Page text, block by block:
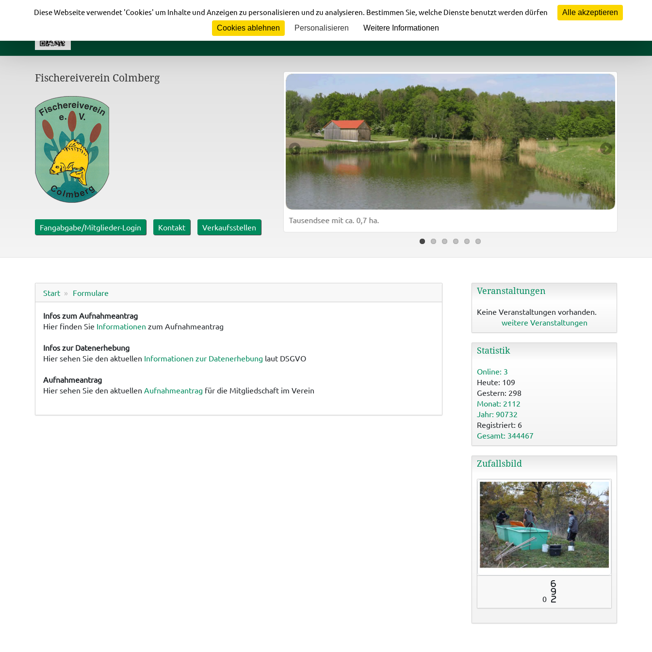
Vorstandsbereich
Home
Fischereiverein Colmberg
Fangabgabe/Mitglieder-Login Kontakt Verkaufsstellen
mit ca. 0,6 ha Tausendsee mit ca. 0,7 ha.
Start Formulare
Infos zum Aufnahmeantrag
Hier finden Sie Informationen zum Aufnahmeantrag
Infos zur Datenerhebung
Hier sehen Sie den aktuellen Informationen zur Datenerhebung laut DSGVO
Aufnahmeantrag
Hier sehen Sie den aktuellen Aufnahmeantrag für die Mitgliedschaft im Verein
Veranstaltungen
Keine Veranstaltungen vorhanden.
weitere Veranstaltungen
Statistik
Online: 3
Heute: 109
Gestern: 298
Monat: 2112
Jahr: 90732
Registriert: 6
Gesamt: 344467
Zufallsbild
0
6
9
2
Diese Webseite verwendet 'Cookies' um Inhalte und Anzeigen zu personalisieren und zu analysieren. Bestimmen Sie, welche Dienste benutzt werden dürfen
Alle akzeptieren
Cookies ablehnen
Personalisieren Weitere Informationen